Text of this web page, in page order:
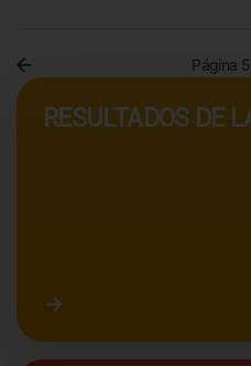
Página
RESULTADOS DE
Acceder a resultados de